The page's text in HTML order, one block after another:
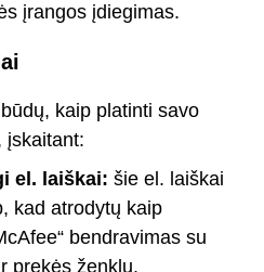
įrangos įdiegimas.
kaip platinti savo
įskaitant:
el. laiškai: šie el. laiškai
kad atrodytų kaip
bendravimas su
prekės ženklu.